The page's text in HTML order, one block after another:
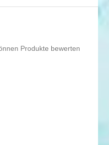
Produkte bewerten